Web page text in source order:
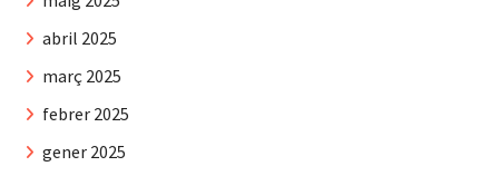
abril 2025
març 2025
febrer 2025
gener 2025